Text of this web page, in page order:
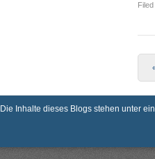
Die Inhalte dieses Blogs stehen unter